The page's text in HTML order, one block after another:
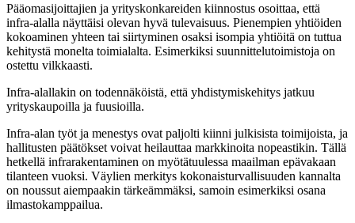
Pääomasijoittajien ja yrityskonkareiden kiinnostus osoittaa, että
infra-alalla näyttäisi olevan hyvä tulevaisuus. Pienempien yhtiöiden
kokoaminen yhteen tai siirtyminen osaksi isompia yhtiöitä on tuttua
kehitystä monelta toimialalta. Esimerkiksi suunnittelutoimistoja on
ostettu vilkkaasti.
Infra-alallakin on todennäköistä, että yhdistymiskehitys jatkuu
yrityskaupoilla ja fuusioilla.
Infra-alan työt ja menestys ovat paljolti kiinni julkisista toimijoista, ja
hallitusten päätökset voivat heilauttaa markkinoita nopeastikin. Tällä
hetkellä infrarakentaminen on myötätuulessa maailman epävakaan
tilanteen vuoksi. Väylien merkitys kokonaisturvallisuuden kannalta
on noussut aiempaakin tärkeämmäksi, samoin esimerkiksi osana
ilmastokamppailua.